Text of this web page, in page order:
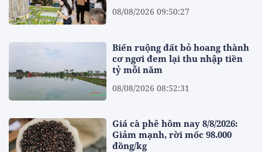
08/08/2026 09:50:27
Biến ruộng đất bỏ hoang thành
cơ ngơi đem lại thu nhập tiền
tỷ mỗi năm
08/08/2026 08:52:31
Giá cà phê hôm nay 8/8/2026:
Giảm mạnh, rời mốc 98.000
đồng/kg